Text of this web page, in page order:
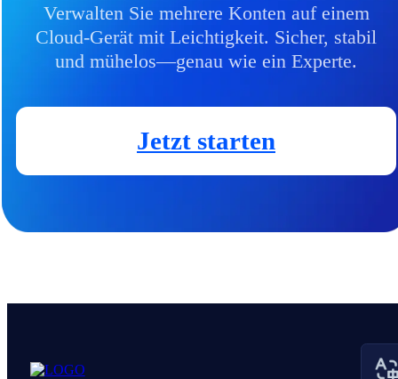
Verwalten Sie mehrere Konten auf einem
Cloud-Gerät mit Leichtigkeit. Sicher, stabil
und mühelos—genau wie ein Experte.
Jetzt starten